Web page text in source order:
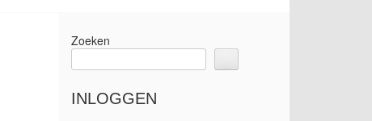
Zoeken
INLOGGEN